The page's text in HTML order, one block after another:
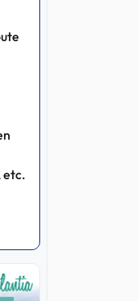
etc.